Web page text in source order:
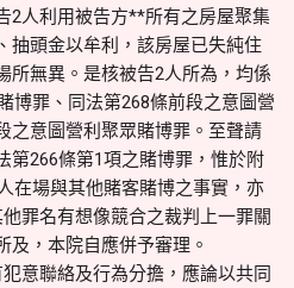
2人利用被告方**所有之房屋聚集
抽頭金以牟利，該房屋已失純住
所無異。是核被告2人所為，均係
博罪、同法第268條前段之意圖營
之意圖營利聚眾賭博罪。至聲請
第266條第1項之賭博罪，惟於附
在場與其他賭客賭博之事實，亦
罪名有想像競合之裁判上一罪關
及，本院自應併予審理。
意聯絡及行為分擔，應論以共同